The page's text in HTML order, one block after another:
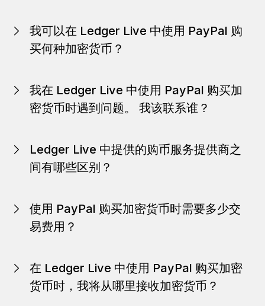
我可以在 Ledger Live 中使用 PayPal 购
买何种加密货币？
我在 Ledger Live 中使用 PayPal 购买加
密货币时遇到问题。 我该联系谁？
Ledger Live 中提供的购币服务提供商之
间有哪些区别？
从多家提供商中进行选择。 按照当地法规，某些提供商无法
在某些国家/地区提供服务。
使用 PayPal 购买加密货币时需要多少交
易费用？
处。
在 Ledger Live 中使用 PayPal 购买加密
货币时，我将从哪里接收加密货币？